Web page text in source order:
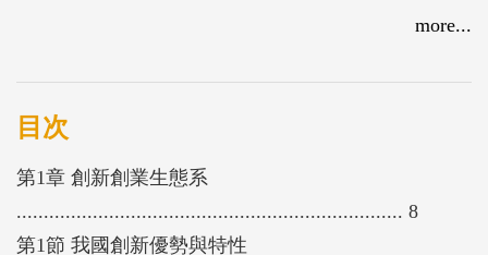
及區域產業創新樣貌進行分析，描繪出創業環境的真
部會提供的資金、人才、市場及綜合輔導措施，並介
紹臺灣新創資訊平台與實際應用案例；第三章創新創
業在熱門領域的發展動態；第四章生態系發展關鍵議
題，針對創業教育、企業合作、國際策略及AI趨勢下
more...
目次
第1章 創新創業生態系
....................................................................... 8
第1節 我國創新優勢與特性